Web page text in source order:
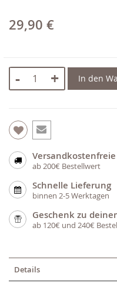
29,90 €
- + In den
ab 200€ Bestellwert
Schnelle Lieferung
binnen 2-5 Werktagen
Geschenk zu
ab 120€ und 240€
Details